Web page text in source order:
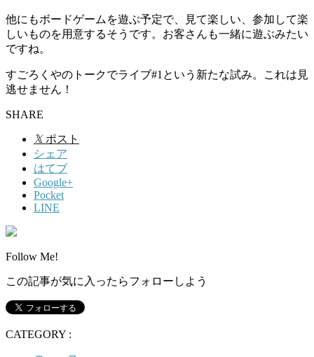
他にもボードゲームを遊ぶ予定で、見て楽しい、参加して楽
しいものを用意するそうです。お客さんも一緒に遊ぶみたい
ですね。
すごろくやのトークでライブ#1という新たな試み。これは見
逃せません！
SHARE
𝕏 ポスト
シェア
はてブ
Google+
Pocket
LINE
Follow Me!
この記事が気に入ったらフォローしよう
CATEGORY :